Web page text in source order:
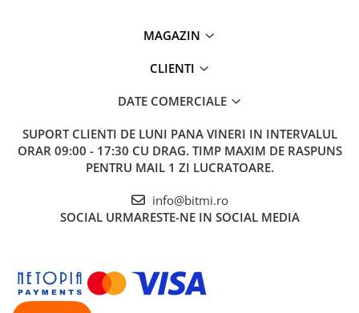
MAGAZIN
CLIENTI
DATE COMERCIALE
SUPORT CLIENTI DE LUNI PANA VINERI IN INTERVALUL
ORAR 09:00 - 17:30 CU DRAG. TIMP MAXIM DE RASPUNS
PENTRU MAIL 1 ZI LUCRATOARE.
info@bitmi.ro
SOCIAL URMARESTE-NE IN SOCIAL MEDIA